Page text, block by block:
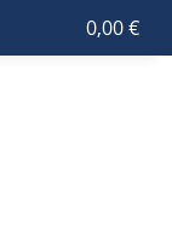
0,00 €